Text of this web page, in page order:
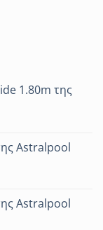
1.80m της
Astralpool
Astralpool